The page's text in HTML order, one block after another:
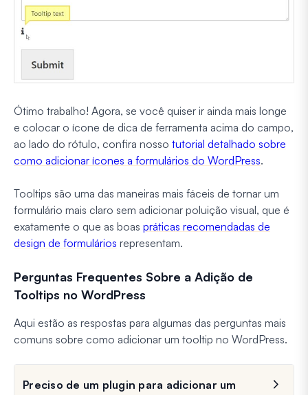
Ótimo trabalho! Agora, se você quiser ir ainda mais longe
e colocar o ícone de dica de ferramenta acima do campo,
ao lado do rótulo, confira nosso tutorial detalhado sobre
como adicionar ícones a formulários do WordPress.
Tooltips são uma das maneiras mais fáceis de tornar um
formulário mais claro sem adicionar poluição visual, que é
exatamente o que as boas práticas recomendadas de
design de formulários representam.
Perguntas Frequentes Sobre a Adição de
Tooltips no WordPress
Aqui estão as respostas para algumas das perguntas mais
comuns sobre como adicionar um tooltip no WordPress.
Preciso de um plugin para adicionar um